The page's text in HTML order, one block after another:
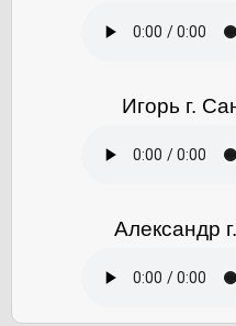
Игорь г.
Александр